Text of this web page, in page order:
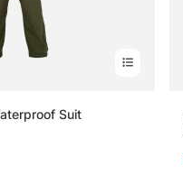
Suit